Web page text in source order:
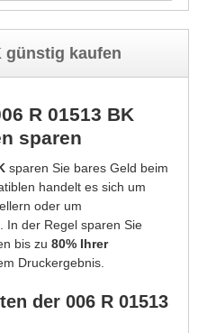
günstig kaufen
R 01513 BK
sparen
sparen Sie bares Geld beim
handelt es sich um
oder um
In der Regel sparen Sie
bis zu 80% Ihrer
Druckergebnis.
der 006 R 01513